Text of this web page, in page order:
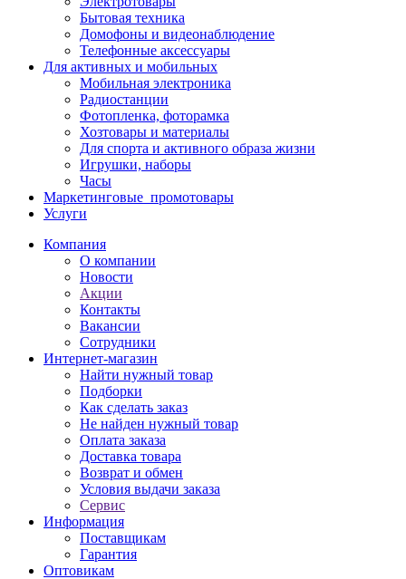
Бытовая техника
Домофоны и видеонаблюдение
Телефонные аксессуары
Для активных и мобильных
Мобильная электроника
Радиостанции
Фотопленка, фоторамка
Хозтовары и материалы
Для спорта и активного образа жизни
Игрушки, наборы
Часы
Маркетинговые_промотовары
Услуги
Компания
О компании
Новости
Акции
Контакты
Вакансии
Сотрудники
Интернет-магазин
Найти нужный товар
Подборки
Как сделать заказ
Не найден нужный товар
Оплата заказа
Доставка товара
Возврат и обмен
Условия выдачи заказа
Сервис
Информация
Поставщикам
Гарантия
Оптовикам